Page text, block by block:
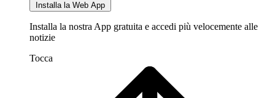
Installa la Web App
Installa la nostra App gratuita e accedi più velocemente alle
notizie
Tocca